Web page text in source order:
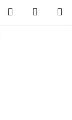
Hľadať
KOŠÍK